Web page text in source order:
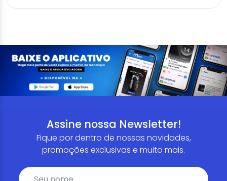
Assine nossa Newsletter!
Fique por dentro de nossas novidades,
promoções exclusivas e muito mais.